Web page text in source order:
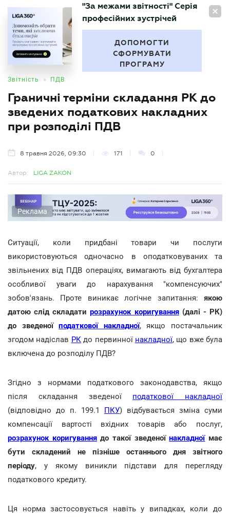
UA
БУХГАЛТЕР
"За межами звітності" Серія
професійних зустрічей
ДОПОМОГТИ
СФОРМУВАТИ
ПРОГРАМУ
Звітність • ПДВ
Граничні терміни складання РК до
зведених податкових накладних
при розподілі ПДВ
8 травня 2026, 09:30 171 0
Автор: LIGA ZAKON
Реклама
Ситуації, коли придбані товари чи послуги
використовуються одночасно в оподатковуваних та
звільнених від ПДВ операціях, вимагають від бухгалтера
особливої уваги до нарахування "компенсуючих"
зобов'язань. Проте виникає логічне запитання: якою
датою слід складатирозрахунок коригування(далі - РК)
до зведеноїподаткової накладної, якщо постачальник
згодом надіслав РКдо первинної накладної, що вже була
включена до розподілу ПДВ?
Згідно з нормами податкового законодавства, якщо
після складання зведеної податкової накладної
(відповідно до п. 199.1 ПКУ) відбувається зміна суми
компенсації вартості вхідних товарів або послуг,
розрахунок коригуваннядо такої зведеноїнакладноїмає
бути складений не пізніше останнього дня звітного
періоду, у якому виникли підстави для перегляду
податкового кредиту.
Ця норма застосовується навіть у випадках, коли до